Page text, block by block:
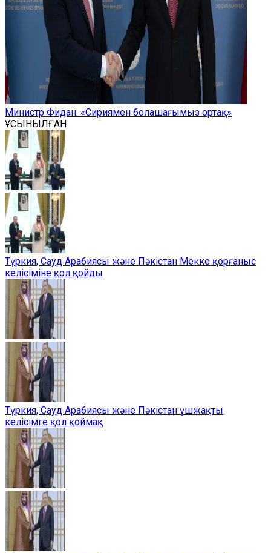
Министр Фидан: «Сириямен болашағымыз ортақ»
ҰСЫНЫЛҒАН
Түркия, Сауд Арабиясы және Пәкістан Мекке қорғаныс
келісіміне қол қойды
Түркия, Сауд Арабиясы және Пәкістан үшжақты
келісімге қол қоймақ